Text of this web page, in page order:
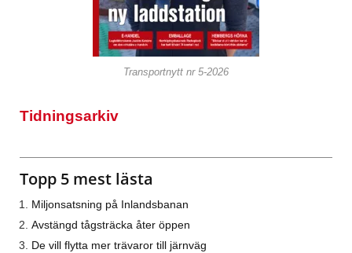
Transportnytt nr 5-2026
Tidningsarkiv
Topp 5 mest lästa
Miljonsatsning på Inlandsbanan
Avstängd tågsträcka åter öppen
De vill flytta mer trävaror till järnväg